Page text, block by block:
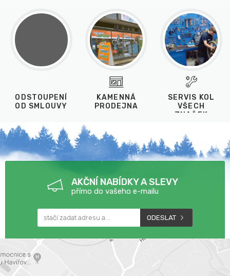
ODSTOUPENÍ
OD SMLOUVY
KAMENNÁ
PRODEJNA
SERVIS KOL
VŠECH
ZNAČEK
AKČNÍ NABÍDKY A SLEVY
přímo do vašeho e-mailu
ODESLAT